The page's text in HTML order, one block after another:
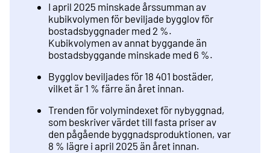
I april 2025 minskade årssumman av
kubikvolymen för beviljade bygglov för
bostadsbyggnader med 2 %.
Kubikvolymen av annat byggande än
bostadsbyggande minskade med 6 %.
Bygglov beviljades för 18 401 bostäder,
vilket är 1 % färre än året innan.
Trenden för volymindexet för nybyggnad,
som beskriver värdet till fasta priser av
den pågående byggnadsproduktionen, var
8 % lägre i april 2025 än året innan.